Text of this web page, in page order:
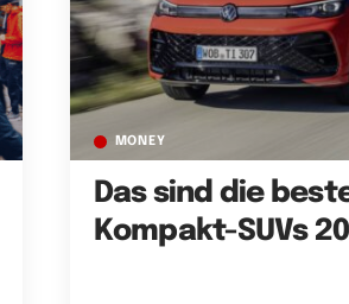
MONEY
Das sind die
Kompakt-SUVs